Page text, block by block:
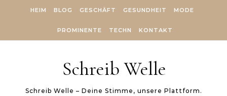
HEIM BLOG GESCHÄFT GESUNDHEIT MODE
PROMINENTE TECHN KONTAKT
Schreib Welle
Schreib Welle – Deine Stimme, unsere Plattform.